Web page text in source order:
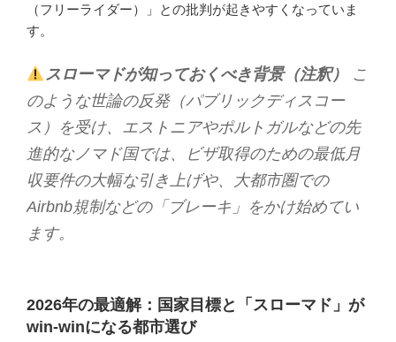
（フリーライダー）」との批判が起きやすくなっていま
す。
スローマドが知っておくべき背景（注釈）
こ
のような世論の反発（パブリックディスコー
ス）を受け、エストニアやポルトガルなどの先
進的なノマド国では、ビザ取得のための最低月
収要件の大幅な引き上げや、大都市圏での
Airbnb規制などの「ブレーキ」をかけ始めてい
ます。
2026年の最適解：国家目標と「スローマド」が
win-winになる都市選び